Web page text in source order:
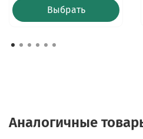
Выбрать
Аналогичные